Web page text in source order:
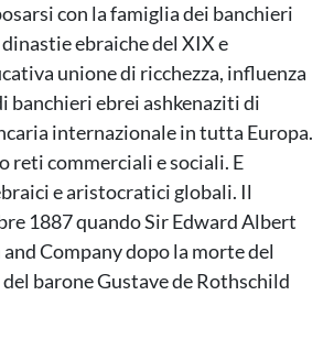
con la famiglia dei banchieri
ebraiche del XIX e
unione di ricchezza, influenza
banchieri ebrei ashkenaziti di
internazionale in tutta Europa.
reti commerciali e sociali. E
e aristocratici globali. Il
1887 quando Sir Edward Albert
Company dopo la morte del
barone Gustave de Rothschild